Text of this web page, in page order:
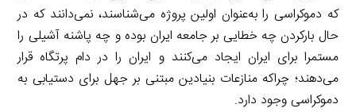
که دموکراسی را به‌عنوان اولین پروژه می‌شناسند، نمی‌دانند که در
حال بار‌کردن چه خطایی بر جامعه ایران بوده و چه پاشنه آشیلی را
مستمرا برای ایران ایجاد می‌کنند و ایران را در دام پرتگاه قرار
می‌دهند؛ چرا‌که منازعات بنیادین مبتنی بر جهل برای دستیابی به
دموکراسی وجود دارد.